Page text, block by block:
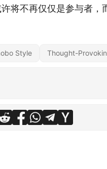
将不再仅仅是参与者，
Style Thought-